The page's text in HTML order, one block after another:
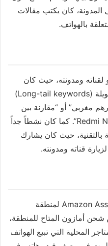
المدونة، كان يكتب مقالات
بالهواتف.
لقناته ومدونته، حيث كان
يركز على الكلمات المفتاحية الطويلة (Long-tail keywords)
“أفضل هاتف بسعر 2000 درهم مغربي” أو “مقارنة بين
سامسونج A54 وشاومي Redmi Note 12”. كما كان نشطاً جداً
حيث كان يشارك
قناته ومدونته.
اشترك أحمد في برنامج Amazon Associates لمنطقة
شحن أمازون المتاح للمنطقة،
المحلية التي تبيع الهواتف